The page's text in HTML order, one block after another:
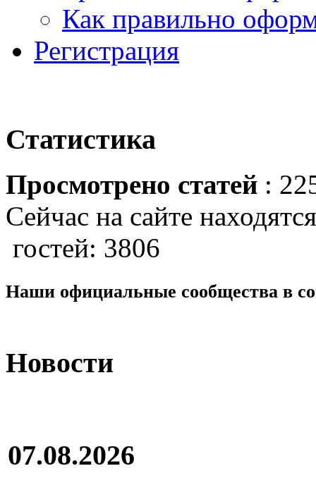
Как правильно
Регистрация
Статистика
Просмотрено статей :
Сейчас на сайте
гостей: 3806
Наши официальные сообщества в
Новости
07.08.2026